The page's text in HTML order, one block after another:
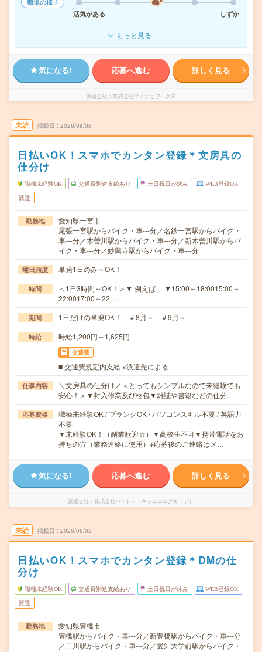
職場の様子
活気がある
しずか
もっと見る
気になる! 応募へ進む 詳しく見る
派遣会社 株式会社マイナビワークス
未読 掲載日 2026/08/08
日払いOK！スマホでカンタン登録＊文房具の
仕分け
職種未経験OK 交通費別途支給あり 土日祝日が休み WEB登録OK
派遣
勤務地
愛知県一宮市
尾張一宮駅からバイク・車---分／名鉄一宮駅からバイク・
車---分／木曽川駅からバイク・車---分／新木曽川駅からバ
イク・車---分／妙興寺駅からバイク・車---分
曜日頻度 単発1日のみ～OK！
時間
＜1日3時間～OK！＞▼ 例えば… ▼15:00～18:0015:00～
22:0017:00～22:…
期間 1日だけの単発OK！ ＃8月～ ＃9月～
時給 時給1,200円～1,625円
交通費
■ 交通費規定内支給 ※派遣先による
仕事内容
＼文房具の仕分け／＜とってもシンプルなので未経験でも
安心！＞▼封入作業及び梱包▼雑誌や書籍などの仕分…
応募資格
職種未経験OK / ブランクOK / パソコンスキル不要 / 英語力
不要
▼未経験OK！（副業歓迎☆）▼高校生不可▼携帯電話をお
持ちの方（業務連絡に使用）※応募後のご連絡はメ…
気になる! 応募へ進む 詳しく見る
派遣会社 株式会社バイトレ（キャムコムグループ）
未読 掲載日 2026/08/08
日払いOK！スマホでカンタン登録＊DMの仕
分け
職種未経験OK 交通費別途支給あり 土日祝日が休み WEB登録OK
派遣
勤務地
愛知県豊橋市
豊橋駅からバイク・車---分／新豊橋駅からバイク・車---分
／二川駅からバイク・車---分／愛知大学前駅からバイク・